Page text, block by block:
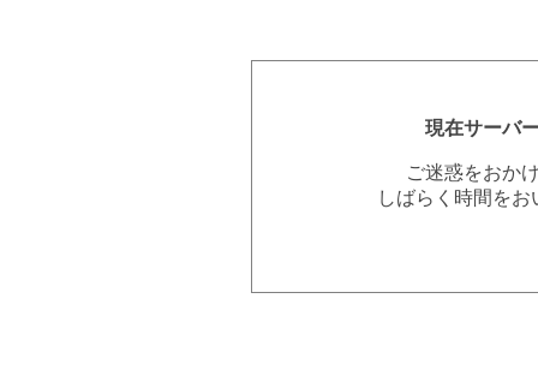
現在サーバ
ご迷惑をおか
しばらく時間を